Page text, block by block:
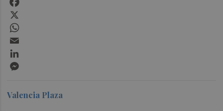
Valencia Plaza